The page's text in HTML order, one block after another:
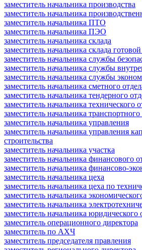
заместитель начальника производства
заместитель начальника
заместитель начальника ПТО
заместитель начальника ПЭО
заместитель начальника склада
заместитель начальника склада
заместитель начальника службы
заместитель начальника службы
заместитель начальника службы
заместитель начальника сметного
заместитель начальника тендерного
заместитель начальника технического
заместитель начальника транспортного
заместитель начальника управления
заместитель начальника управления
строительства
заместитель начальника участка
заместитель начальника финансового
заместитель начальника финансово-
заместитель начальника цеха
заместитель начальника цеха по
заместитель начальника
заместитель начальника
заместитель начальника юридического
заместитель операционного директора
заместитель по АХЧ
заместитель председателя правления